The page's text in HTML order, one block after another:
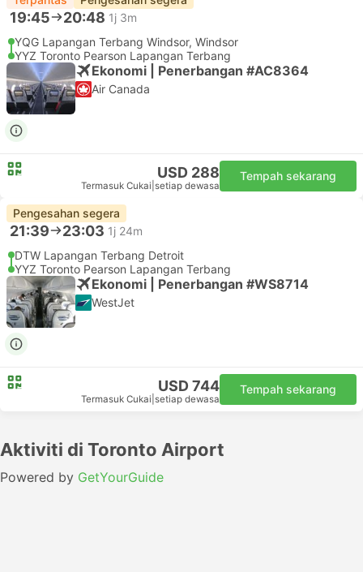
19:45 20:48 1j 3m
YQG Lapangan Terbang Windsor, Windsor
YYZ Toronto Pearson Lapangan Terbang
Ekonomi | Penerbangan #AC8364
Air Canada
USD 288
Termasuk Cukai setiap dewasa
Tempah sekarang
Pengesahan segera
21:39 23:03 1j 24m
DTW Lapangan Terbang Detroit
YYZ Toronto Pearson Lapangan Terbang
Ekonomi | Penerbangan #WS8714
WestJet
USD 744
Termasuk Cukai setiap dewasa
Tempah sekarang
Aktiviti di Toronto Airport
Powered by GetYourGuide